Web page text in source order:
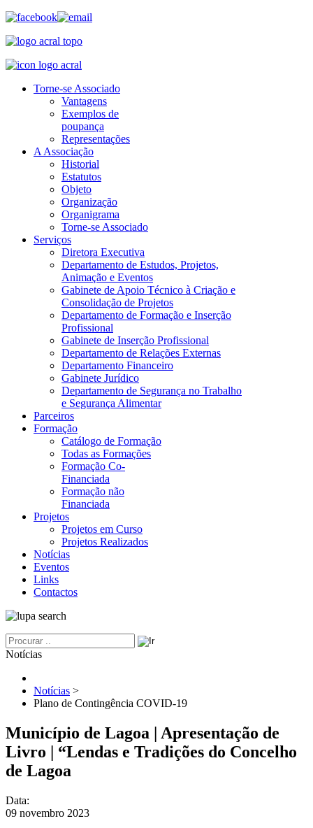
Torne-se Associado
Vantagens
Exemplos de
poupança
Representações
A Associação
Historial
Estatutos
Objeto
Organização
Organigrama
Torne-se Associado
Serviços
Diretora Executiva
Departamento de Estudos, Projetos,
Animação e Eventos
Gabinete de Apoio Técnico à Criação e
Consolidação de Projetos
Departamento de Formação e Inserção
Profissional
Gabinete de Inserção Profissional
Departamento de Relações Externas
Departamento Financeiro
Gabinete Jurídico
Departamento de Segurança no Trabalho
e Segurança Alimentar
Parceiros
Formação
Catálogo de Formação
Todas as Formações
Formação Co-
Financiada
Formação não
Financiada
Projetos
Projetos em Curso
Projetos Realizados
Notícias
Eventos
Links
Contactos
Notícias
Notícias >
Plano de Contingência COVID-19
Município de Lagoa | Apresentação de
Livro | “Lendas e Tradições do Concelho
de Lagoa
Data:
09 novembro 2023